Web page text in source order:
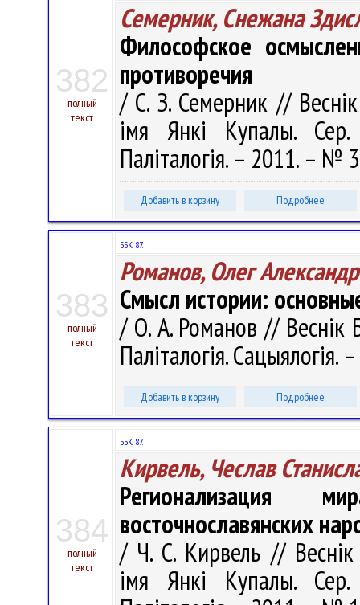
382
полный
текст
Семерник, Снежана
Философское
противоречия
/ С. З. Семерник // Веснік
імя Янкі Купалы. Сер.
Паліталогія. – 2011. – №
Добавить в корзину Подробнее
383
полный
текст
ББК 87.
Романов, Олег
Смысл истории:
/ О. А. Романов // Веснік
Паліталогія.
Добавить в корзину Подробнее
384
полный
текст
ББК 87.
Кирвель, Чеслав
Регионализация
восточнославянских
/ Ч. С. Кирвель // Веснік
імя Янкі Купалы. Сер.